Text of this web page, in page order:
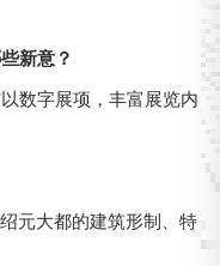
新意？
数字展项，丰富展览内
元大都的建筑形制、特